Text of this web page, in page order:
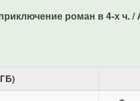
роман в 4-х ч.